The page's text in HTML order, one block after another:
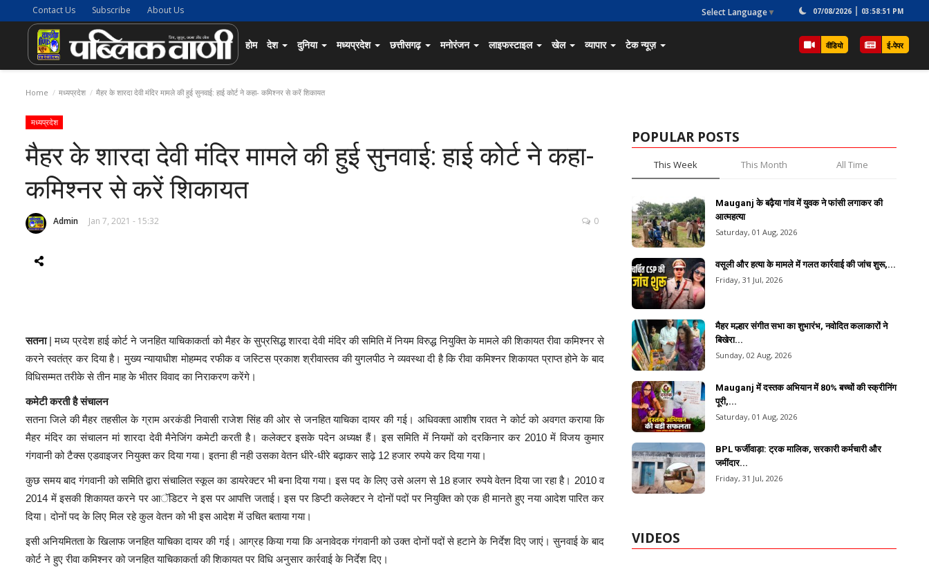
Contact Us Subscribe About Us Select Language▼ 07/08/2026 03:58:51 PM
होम देश दुनिया मध्यप्रदेश छत्तीसगढ़ मनोरंजन लाइफस्टाइल खेल व्यापार टेक न्यूज़ वीडियो ई-पेपर
Home मध्यप्रदेश मैहर के शारदा देवी मंदिर मामले की हुई सुनवाई: हाई कोर्ट ने कहा- कमिश्नर से करें शिकायत
मध्यप्रदेश
मैहर के शारदा देवी मंदिर मामले की हुई सुनवाई: हाई कोर्ट ने कहा-
कमिश्नर से करें शिकायत
Admin Jan 7, 2021 - 15:32 0
सतना|मध्य प्रदेश हाई कोर्ट ने जनहित याचिकाकर्ता को मैहर के सुप्रसिद्ध शारदा देवी मंदिर की समिति में नियम विरुद्ध नियुक्ति के मामले की शिकायत रीवा कमिश्नर से
करने स्वतंत्र कर दिया है। मुख्य न्यायाधीश मोहम्मद रफीक व जस्टिस प्रकाश श्रीवास्तव की युगलपीठ ने व्यवस्था दी है कि रीवा कमिश्नर शिकायत प्राप्त होने के बाद
विधिसम्मत तरीके से तीन माह के भीतर विवाद का निराकरण करेंगे।
कमेटी करती है संचालन
सतना जिले की मैहर तहसील के ग्राम अरकंडी निवासी राजेश सिंह की ओर से जनहित याचिका दायर की गई। अधिवक्ता आशीष रावत ने कोर्ट को अवगत कराया कि
मैहर मंदिर का संचालन मां शारदा देवी मैनेजिंग कमेटी करती है। कलेक्टर इसके पदेन अध्यक्ष हैं। इस समिति में नियमों को दरकिनार कर 2010 में विजय कुमार
गंगवानी को टैक्स एडवाइजर नियुक्त कर दिया गया। इतना ही नही उसका वेतन धीरे-धीरे बढ़ाकर साढ़े 12 हजार रुपये कर दिया गया।
कुछ समय बाद गंगवानी को समिति द्वारा संचालित स्कूल का डायरेक्टर भी बना दिया गया। इस पद के लिए उसे अलग से 18 हजार रुपये वेतन दिया जा रहा है। 2010 व
2014 में इसकी शिकायत करने पर आॅडिटर ने इस पर आपत्ति जताई। इस पर डिप्टी कलेक्टर ने दोनों पदों पर नियुक्ति को एक ही मानते हुए नया आदेश पारित कर
दिया। दोनों पद के लिए मिल रहे कुल वेतन को भी इस आदेश में उचित बताया गया।
इसी अनियमितता के खिलाफ जनहित याचिका दायर की गई। आग्रह किया गया कि अनावेदक गंगवानी को उक्त दोनों पदों से हटाने के निर्देश दिए जाएं। सुनवाई के बाद
कोर्ट ने हुए रीवा कमिश्नर को जनहित याचिकाकर्ता की शिकायत पर विधि अनुसार कार्रवाई के निर्देश दिए।
POPULAR POSTS
This Week This Month All Time
Mauganj के बढ़ैया गांव में युवक ने फांसी लगाकर की
आत्महत्या
Saturday, 01 Aug, 2026
वसूली और हत्या के मामले में गलत कार्रवाई की जांच शुरू,...
Friday, 31 Jul, 2026
मैहर मल्हार संगीत सभा का शुभारंभ, नवोदित कलाकारों ने
बिखेरा...
Sunday, 02 Aug, 2026
Mauganj में दस्तक अभियान में 80% बच्चों की स्क्रीनिंग
पूरी,...
Saturday, 01 Aug, 2026
BPL फर्जीवाड़ा: ट्रक मालिक, सरकारी कर्मचारी और
जमींदार...
Friday, 31 Jul, 2026
VIDEOS